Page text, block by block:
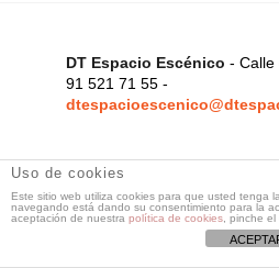
DT Espacio Escénico - Calle
91 521 71 55 -
Uso de cookies
Este sitio web utiliza cookies para que usted tenga
navegando está dando su consentimiento para la
aceptación de nuestra política de cookies , pinche